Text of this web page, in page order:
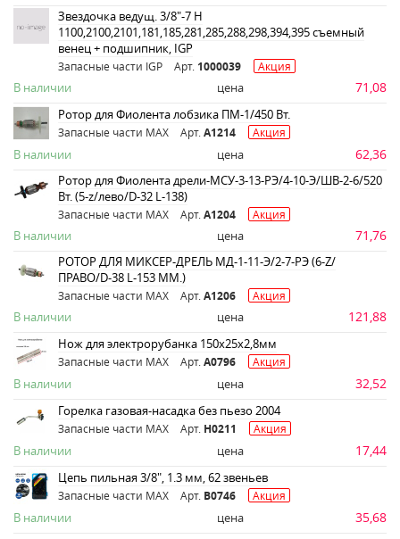
Звездочка ведущ. 3/8"-7 H
1100,2100,2101,181,185,281,285,288,298,394,395 съемный
венец + подшипник, IGP
Запасные части IGP Арт. 1000039 Акция
В наличии цена 71,08
Ротор для Фиолента лобзика ПМ-1/450 Вт.
Запасные части MAX Арт. A1214 Акция
В наличии цена 62,36
Ротор для Фиолента дрели-МСУ-3-13-РЭ/4-10-Э/ШВ-2-6/520
Вт. (5-z/лево/D-32 L-138)
Запасные части MAX Арт. A1204 Акция
В наличии цена 71,76
РОТОР ДЛЯ МИКСЕР-ДРЕЛЬ МД-1-11-Э/2-7-РЭ (6-Z/
ПРАВО/D-38 L-153 ММ.)
Запасные части MAX Арт. A1206 Акция
В наличии цена 121,88
Нож для электрорубанка 150x25x2,8мм
Запасные части MAX Арт. A0796 Акция
В наличии цена 32,52
Горелка газовая-насадка без пьезо 2004
Запасные части MAX Арт. H0211 Акция
В наличии цена 17,44
Цепь пильная 3/8", 1.3 мм, 62 звеньев
Запасные части MAX Арт. B0746 Акция
В наличии цена 35,68